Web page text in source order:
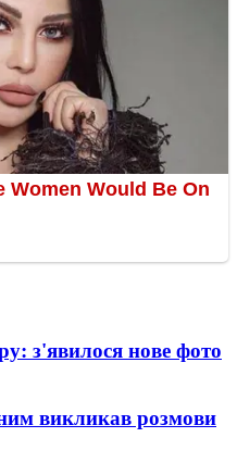
з'явилося нове фото
викликав розмови